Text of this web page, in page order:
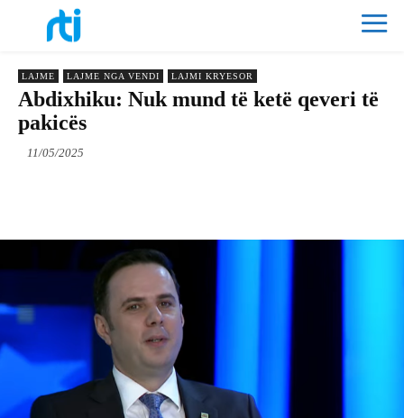
LAJME LAJME NGA VENDI LAJMI KRYESOR
Abdixhiku: Nuk mund të ketë qeveri të
pakicës
11/05/2025